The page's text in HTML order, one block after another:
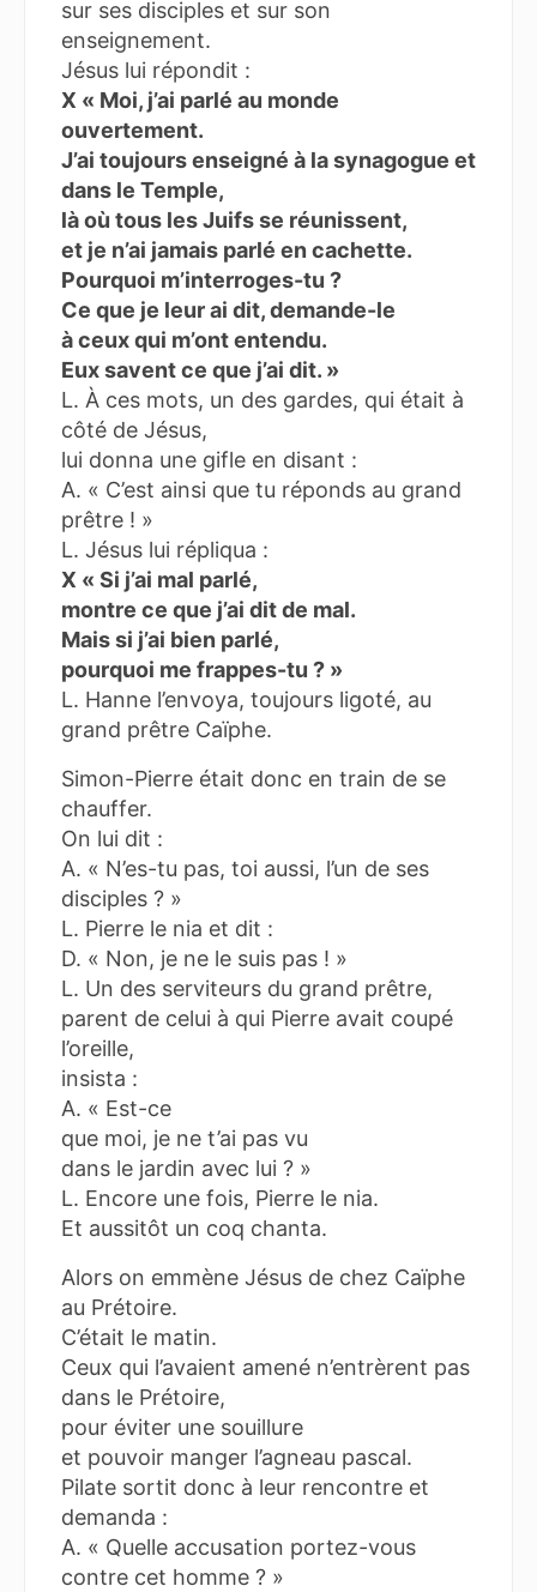
sur ses disciples et sur son
enseignement.
Jésus lui répondit :
X « Moi, j’ai parlé au monde
ouvertement.
J’ai toujours enseigné à la synagogue et
dans le Temple,
là où tous les Juifs se réunissent,
et je n’ai jamais parlé en cachette.
Pourquoi m’interroges-tu ?
Ce que je leur ai dit, demande-le
à ceux qui m’ont entendu.
Eux savent ce que j’ai dit. »
L. À ces mots, un des gardes, qui était à
côté de Jésus,
lui donna une gifle en disant :
A. « C’est ainsi que tu réponds au grand
prêtre ! »
L. Jésus lui répliqua :
X « Si j’ai mal parlé,
montre ce que j’ai dit de mal.
Mais si j’ai bien parlé,
pourquoi me frappes-tu ? »
L. Hanne l’envoya, toujours ligoté, au
grand prêtre Caïphe.
Simon-Pierre était donc en train de se
chauffer.
On lui dit :
A. « N’es-tu pas, toi aussi, l’un de ses
disciples ? »
L. Pierre le nia et dit :
D. « Non, je ne le suis pas ! »
L. Un des serviteurs du grand prêtre,
parent de celui à qui Pierre avait coupé
l’oreille,
insista :
A. « Est-ce
que moi, je ne t’ai pas vu
dans le jardin avec lui ? »
L. Encore une fois, Pierre le nia.
Et aussitôt un coq chanta.
Alors on emmène Jésus de chez Caïphe
au Prétoire.
C’était le matin.
Ceux qui l’avaient amené n’entrèrent pas
dans le Prétoire,
pour éviter une souillure
et pouvoir manger l’agneau pascal.
Pilate sortit donc à leur rencontre et
demanda :
A. « Quelle accusation portez-vous
contre cet homme ? »